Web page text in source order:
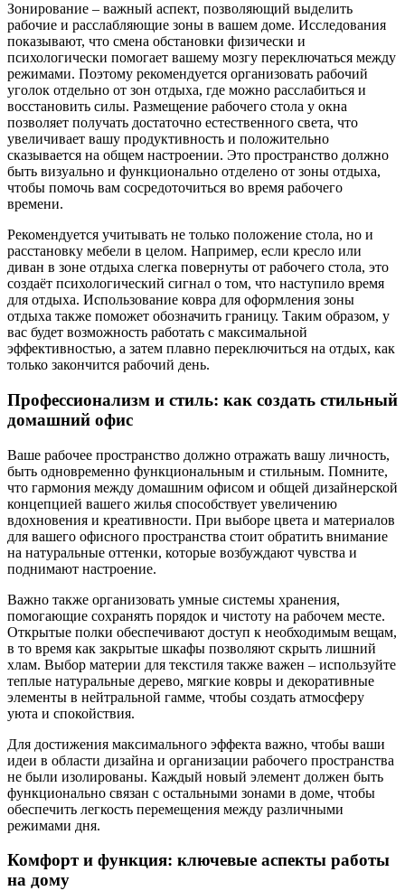
Зонирование – важный аспект, позволяющий выделить
рабочие и расслабляющие зоны в вашем доме. Исследования
показывают, что смена обстановки физически и
психологически помогает вашему мозгу переключаться между
режимами. Поэтому рекомендуется организовать рабочий
уголок отдельно от зон отдыха, где можно расслабиться и
восстановить силы. Размещение рабочего стола у окна
позволяет получать достаточно естественного света, что
увеличивает вашу продуктивность и положительно
сказывается на общем настроении. Это пространство должно
быть визуально и функционально отделено от зоны отдыха,
чтобы помочь вам сосредоточиться во время рабочего
времени.
Рекомендуется учитывать не только положение стола, но и
расстановку мебели в целом. Например, если кресло или
диван в зоне отдыха слегка повернуты от рабочего стола, это
создаёт психологический сигнал о том, что наступило время
для отдыха. Использование ковра для оформления зоны
отдыха также поможет обозначить границу. Таким образом, у
вас будет возможность работать с максимальной
эффективностью, а затем плавно переключиться на отдых, как
только закончится рабочий день.
Профессионализм и стиль: как создать стильный
домашний офис
Ваше рабочее пространство должно отражать вашу личность,
быть одновременно функциональным и стильным. Помните,
что гармония между домашним офисом и общей дизайнерской
концепцией вашего жилья способствует увеличению
вдохновения и креативности. При выборе цвета и материалов
для вашего офисного пространства стоит обратить внимание
на натуральные оттенки, которые возбуждают чувства и
поднимают настроение.
Важно также организовать умные системы хранения,
помогающие сохранять порядок и чистоту на рабочем месте.
Открытые полки обеспечивают доступ к необходимым вещам,
в то время как закрытые шкафы позволяют скрыть лишний
хлам. Выбор материи для текстиля также важен – используйте
теплые натуральные дерево, мягкие ковры и декоративные
элементы в нейтральной гамме, чтобы создать атмосферу
уюта и спокойствия.
Для достижения максимального эффекта важно, чтобы ваши
идеи в области дизайна и организации рабочего пространства
не были изолированы. Каждый новый элемент должен быть
функционально связан с остальными зонами в доме, чтобы
обеспечить легкость перемещения между различными
режимами дня.
Комфорт и функция: ключевые аспекты работы
на дому